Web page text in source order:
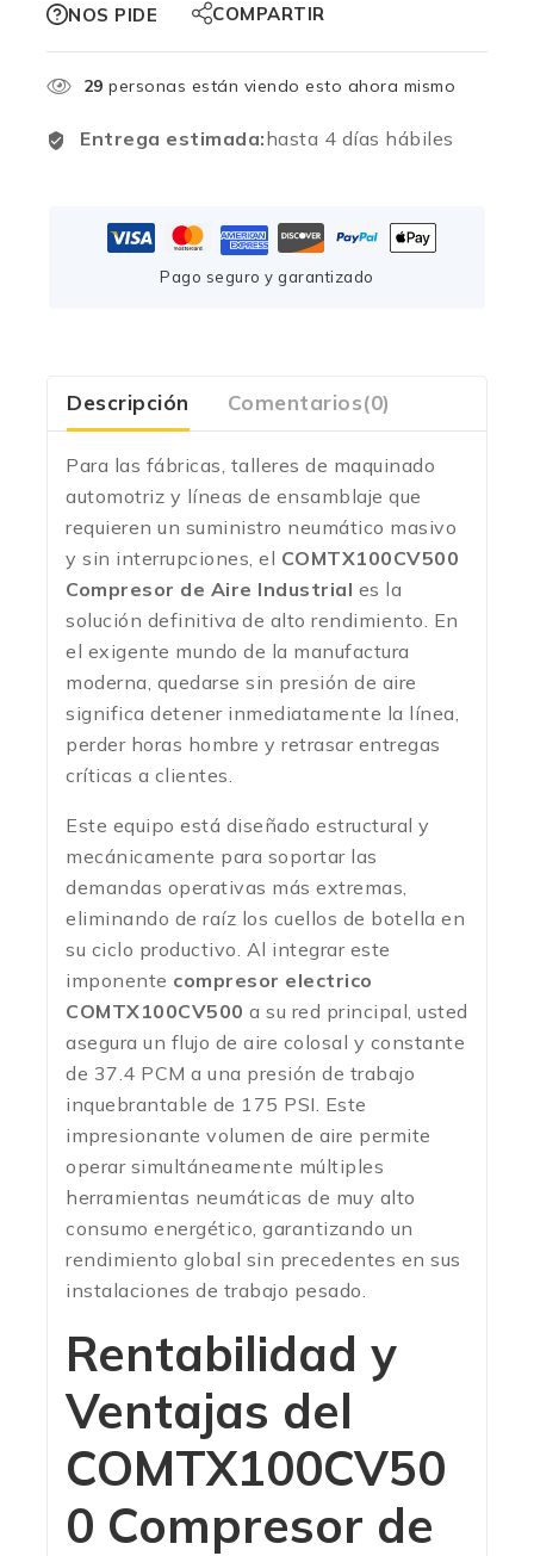
NOS PIDE
COMPARTIR
29 personas están viendo esto ahora mismo
Entrega estimada:hasta 4 días hábiles
Pago seguro y garantizado
Descripción Comentarios(0)
Para las fábricas, talleres de maquinado
automotriz y líneas de ensamblaje que
requieren un suministro neumático masivo
y sin interrupciones, el COMTX100CV500
Compresor de Aire Industrial es la
solución definitiva de alto rendimiento. En
el exigente mundo de la manufactura
moderna, quedarse sin presión de aire
significa detener inmediatamente la línea,
perder horas hombre y retrasar entregas
críticas a clientes.
Este equipo está diseñado estructural y
mecánicamente para soportar las
demandas operativas más extremas,
eliminando de raíz los cuellos de botella en
su ciclo productivo. Al integrar este
imponente compresor electrico
COMTX100CV500 a su red principal, usted
asegura un flujo de aire colosal y constante
de 37.4 PCM a una presión de trabajo
inquebrantable de 175 PSI. Este
impresionante volumen de aire permite
operar simultáneamente múltiples
herramientas neumáticas de muy alto
consumo energético, garantizando un
rendimiento global sin precedentes en sus
instalaciones de trabajo pesado.
Rentabilidad y
Ventajas del
COMTX100CV50
0 Compresor de